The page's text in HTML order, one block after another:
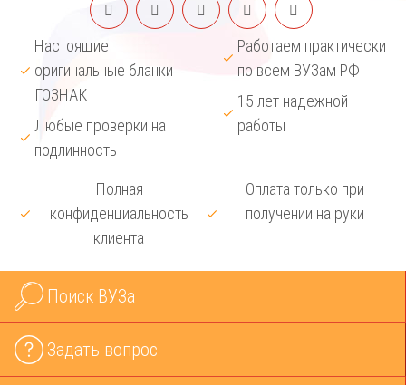
Настоящие
оригинальные бланки
ГОЗНАК
Любые проверки на
подлинность
Работаем практически
по всем ВУЗам РФ
15 лет надежной
работы
Полная
конфиденциальность
клиента
Оплата только при
получении на руки
Поиск ВУЗа
Задать вопрос